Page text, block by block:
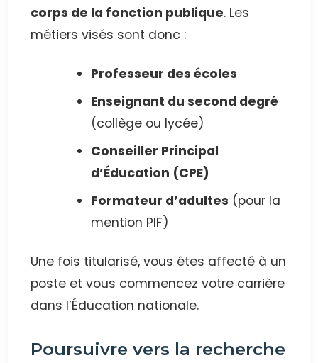
corps de la fonction publique. Les
métiers visés sont donc :
Professeur des écoles
Enseignant du second degré
(collège ou lycée)
Conseiller Principal
d’Éducation (CPE)
Formateur d’adultes (pour la
mention PIF)
Une fois titularisé, vous êtes affecté à un
poste et vous commencez votre carrière
dans l’Éducation nationale.
Poursuivre vers la recherche